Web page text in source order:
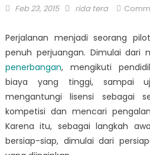
Posted
Feb 23, 2015 Author
rida tera
Perjalanan menjadi seorang
penuh perjuangan. Dimulai
penerbangan, mengikuti
biaya yang tinggi, sampai
mengantungi lisensi sebagai
kompetisi dan mencari
Karena itu, sebagai langkah
bersiap-siap, dimulai dari